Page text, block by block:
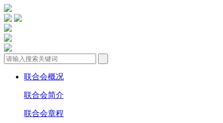
联合会概况
联合会简介
联合会章程